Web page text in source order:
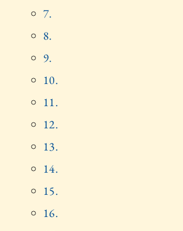
7.
8.
9.
10.
11.
12.
13.
14.
15.
16.